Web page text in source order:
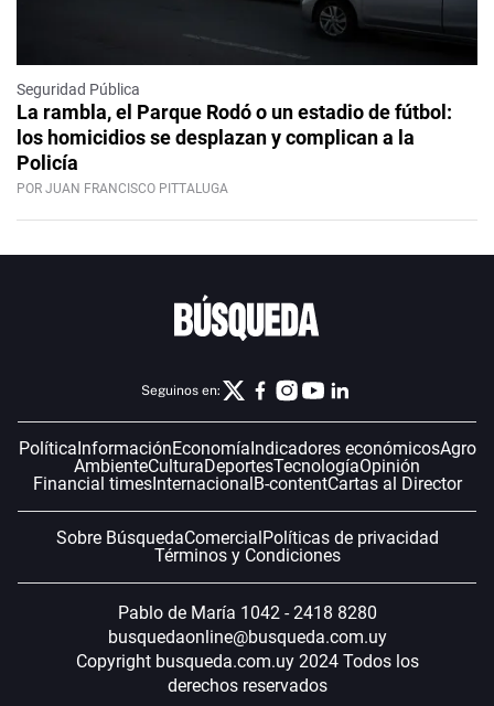
Seguridad Pública
La rambla, el Parque Rodó o un estadio de fútbol:
los homicidios se desplazan y complican a la
Policía
POR JUAN FRANCISCO PITTALUGA
Seguinos en:
PolíticaInformaciónEconomíaIndicadores económicosAgro
AmbienteCulturaDeportesTecnologíaOpinión
Financial timesInternacionalB-contentCartas al Director
Sobre BúsquedaComercialPolíticas de privacidad
Términos y Condiciones
Pablo de María 1042 - 2418 8280
busquedaonline@busqueda.com.uy
Copyright busqueda.com.uy 2024 Todos los
derechos reservados